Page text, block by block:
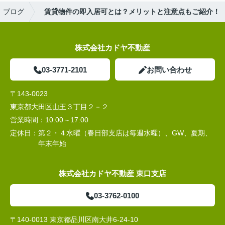
ブログ 賃貸物件の即入居可とは？メリットと注意点もご紹介！
株式会社カドヤ不動産
03-3771-2101 お問い合わせ
〒143-0023
東京都大田区山王３丁目２－２
営業時間： 10:00～17:00
定休日： 第２・４水曜（春日部支店は毎週水曜）、GW、夏期、
年末年始
株式会社カドヤ不動産 東口支店
03-3762-0100
〒140-0013 東京都品川区南大井6-24-10